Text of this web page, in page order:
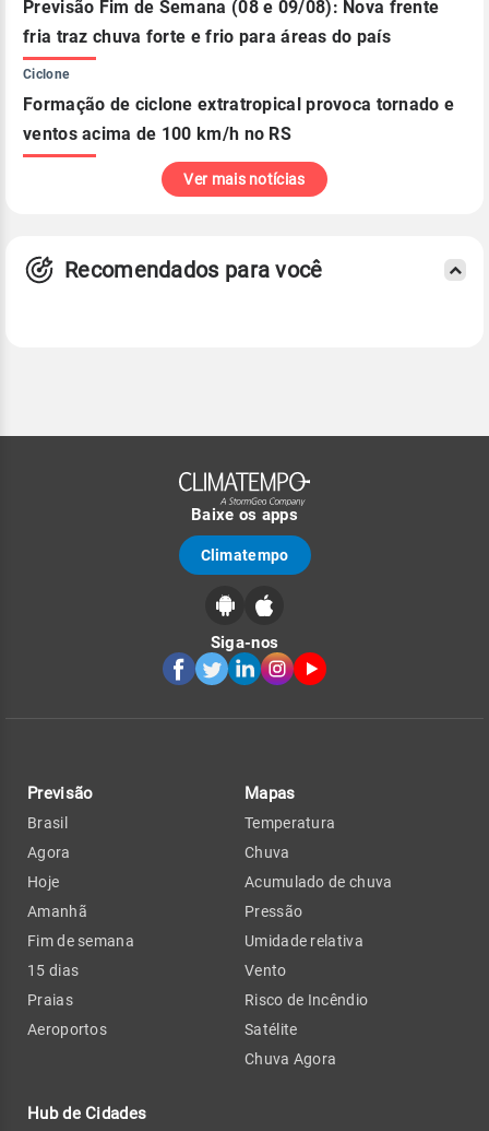
Previsão Fim de Semana (08 e 09/08): Nova frente
fria traz chuva forte e frio para áreas do país
Ciclone
Formação de ciclone extratropical provoca tornado e
ventos acima de 100 km/h no RS
Ver mais notícias
Recomendados para você
Baixe os apps
Climatempo
Siga-nos
Previsão
Brasil
Agora
Hoje
Amanhã
Fim de semana
15 dias
Praias
Aeroportos
Hub de Cidades
Mapas
Temperatura
Chuva
Acumulado de chuva
Pressão
Umidade relativa
Vento
Risco de Incêndio
Satélite
Chuva Agora